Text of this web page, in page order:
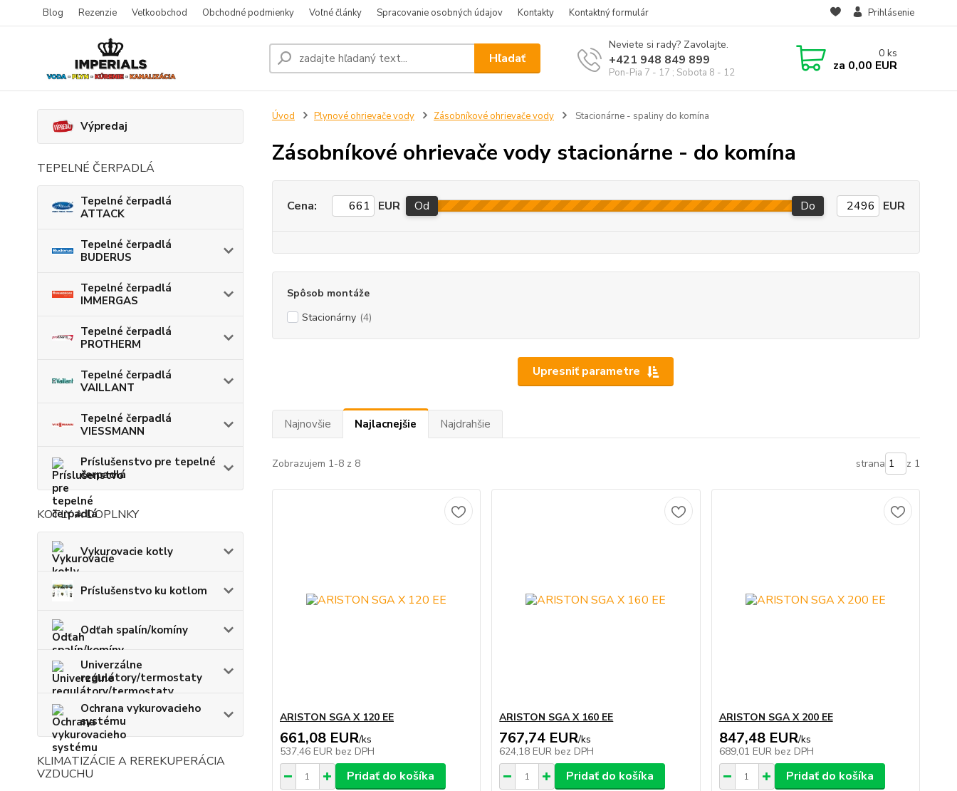
Blog Rezenzie Veľkoobchod Obchodné podmienky Voľné články Spracovanie osobných údajov Kontakty Kontaktný formulár Prihlásenie
Hľadať
Neviete si rady? Zavolajte.
+421 948 849 899
Pon-Pia 7 - 17 ; Sobota 8 - 12
0 ks
za 0,00 EUR
Výpredaj
TEPELNÉ ČERPADLÁ
Tepelné čerpadlá
ATTACK
Tepelné čerpadlá
BUDERUS
Tepelné čerpadlá
IMMERGAS
Tepelné čerpadlá
PROTHERM
Tepelné čerpadlá
VAILLANT
Tepelné čerpadlá
VIESSMANN
Príslušenstvo pre tepelné
čerpadlá
KOTLY A DOPLNKY
Vykurovacie kotly
Príslušenstvo ku kotlom
Odťah spalín/komíny
Univerzálne
regulátory/termostaty
Ochrana vykurovacieho
systému
KLIMATIZÁCIE A REREKUPERÁCIA
VZDUCHU
Úvod Plynové ohrievače vody Zásobníkové ohrievače vody Stacionárne - spaliny do komína
Zásobníkové ohrievače vody stacionárne - do komína
Upresniť parametre
Cena: EUR Od Do EUR
Spôsob montáže
Stacionárny (4)
Najnovšie Najlacnejšie Najdrahšie
Zobrazujem 1-8 z 8 strana z 1
ARISTON SGA X 120 EE
661,08 EUR/ks
537,46 EUR bez DPH
Pridať do košíka
ARISTON SGA X 160 EE
767,74 EUR/ks
624,18 EUR bez DPH
Pridať do košíka
ARISTON SGA X 200 EE
847,48 EUR/ks
689,01 EUR bez DPH
Pridať do košíka